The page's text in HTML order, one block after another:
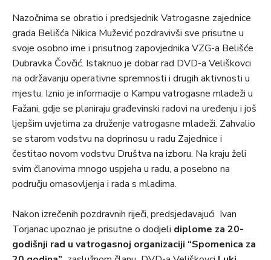
Nazočnima se obratio i predsjednik Vatrogasne zajednice
grada Belišća Nikica Mužević pozdravivši sve prisutne u
svoje osobno ime i prisutnog zapovjednika VZG-a Belišće
Dubravka Čovčić. Istaknuo je dobar rad DVD-a Veliškovci
na održavanju operativne spremnosti i drugih aktivnosti u
mjestu. Iznio je informacije o Kampu vatrogasne mladeži u
Fažani, gdje se planiraju građevinski radovi na uređenju i još
ljepšim uvjetima za druženje vatrogasne mladeži. Zahvalio
se starom vodstvu na doprinosu u radu Zajednice i
čestitao novom vodstvu Društva na izboru. Na kraju želi
svim članovima mnogo uspjeha u radu, a posebno na
području omasovljenja i rada s mladima.
Nakon izrečenih pozdravnih riječi, predsjedavajući Ivan
Torjanac upoznao je prisutne o dodjeli diplome za 20-
godišnji rad u vatrogasnoj organizaciji “Spomenica za